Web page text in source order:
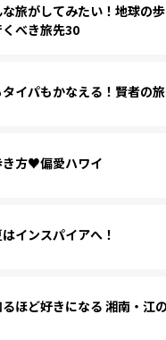
旅がしてみたい！地球の
べき旅先30
イパもかなえる！賢者の
き方♥偏愛ハワイ
インスパイアへ！
ほど好きになる 湘南・江